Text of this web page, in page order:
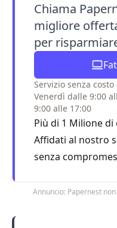
Chiama
migliore
per
Servizio senza
Venerdì dalle 9:00
9:00 alle 17:00
Più di 1 Milione
Affidati al nostro
senza
Annuncio: Papernest